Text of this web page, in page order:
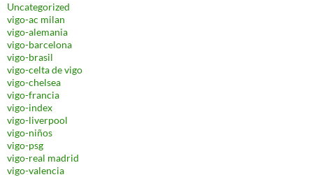
Uncategorized
vigo-ac milan
vigo-alemania
vigo-barcelona
vigo-brasil
vigo-celta de vigo
vigo-chelsea
vigo-francia
vigo-index
vigo-liverpool
vigo-niños
vigo-psg
vigo-real madrid
vigo-valencia